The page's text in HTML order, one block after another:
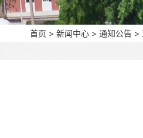
首页 > 新闻中心 > 通知公告 >